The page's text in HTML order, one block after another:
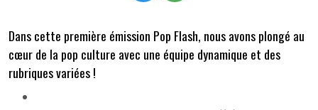
Dans cette première émission Pop Flash, nous avons plongé au
cœur de la pop culture avec une équipe dynamique et des
rubriques variées !